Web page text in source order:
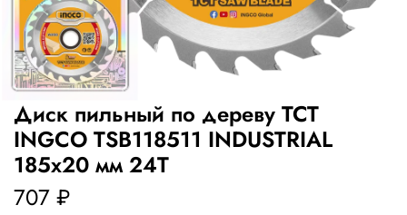
Диск пильный по дереву TCT
INGCO TSB118511 INDUSTRIAL
185х20 мм 24Т
707 ₽